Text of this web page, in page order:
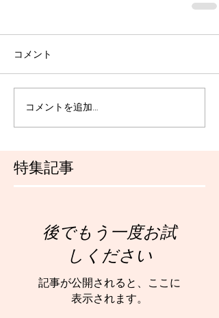
特集記事
コメント
コメントを追加…
後でもう一度お試
しください
記事が公開されると、ここに
表示されます。